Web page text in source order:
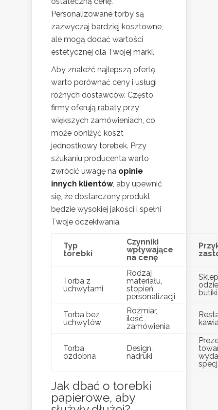
Personalizowane torby są
zazwyczaj bardziej kosztowne,
ale mogą dodać wartości
estetycznej dla Twojej marki.
Aby znaleźć najlepszą ofertę,
warto porównać ceny i usługi
różnych dostawców. Często
firmy oferują rabaty przy
większych zamówieniach, co
może obniżyć koszt
jednostkowy torebek. Przy
szukaniu producenta warto
zwrócić uwagę na opinie
innych klientów, aby upewnić
się, że dostarczony produkt
będzie wysokiej jakości i spełni
Twoje oczekiwania.
Typ
torebki
Czynniki
wpływające
na cenę
Torba z
uchwytami
Rodzaj
materiału,
stopień
personalizacji
butiki
Torba bez
uchwytów
Rozmiar,
ilość
zamówienia
Torba
ozdobna
Design,
nadruki
Jak dbać o torebki
papierowe, aby